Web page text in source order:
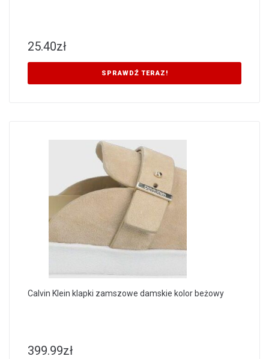
25.40zł
SPRAWDŹ TERAZ!
Calvin Klein klapki zamszowe damskie kolor beżowy
399.99zł